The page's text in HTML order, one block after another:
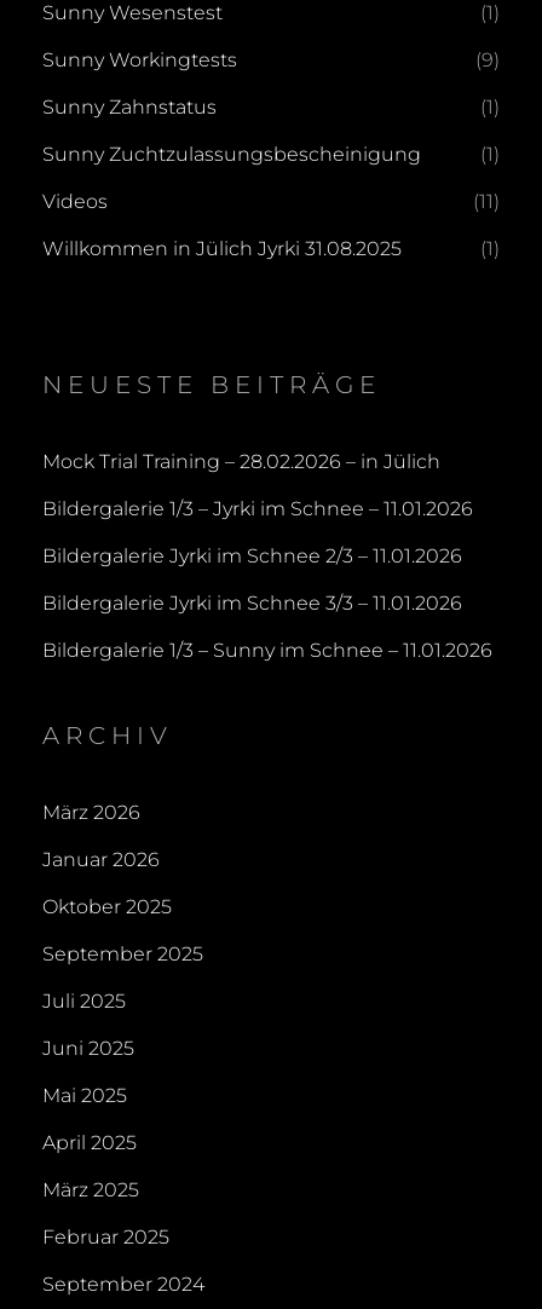
Sunny Wesenstest (1)
Sunny Workingtests (9)
Sunny Zahnstatus (1)
Sunny Zuchtzulassungsbescheinigung (1)
Videos (11)
Willkommen in Jülich Jyrki 31.08.2025 (1)
NEUESTE BEITRÄGE
Mock Trial Training – 28.02.2026 – in Jülich
Bildergalerie 1/3 – Jyrki im Schnee – 11.01.2026
Bildergalerie Jyrki im Schnee 2/3 – 11.01.2026
Bildergalerie Jyrki im Schnee 3/3 – 11.01.2026
Bildergalerie 1/3 – Sunny im Schnee – 11.01.2026
ARCHIV
März 2026
Januar 2026
Oktober 2025
September 2025
Juli 2025
Juni 2025
Mai 2025
April 2025
März 2025
Februar 2025
September 2024